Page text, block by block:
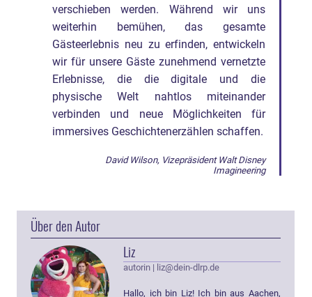
verschieben werden. Während wir uns
weiterhin bemühen, das gesamte
Gästeerlebnis neu zu erfinden, entwickeln
wir für unsere Gäste zunehmend vernetzte
Erlebnisse, die die digitale und die
physische Welt nahtlos miteinander
verbinden und neue Möglichkeiten für
immersives Geschichtenerzählen schaffen.
David Wilson, Vizepräsident Walt Disney
Imagineering
Über den Autor
Liz
autorin | liz@dein-dlrp.de
Hallo, ich bin Liz! Ich bin aus Aachen,